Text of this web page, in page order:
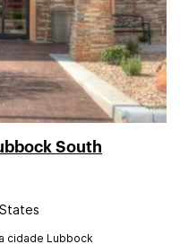
South
cidade Lubbock